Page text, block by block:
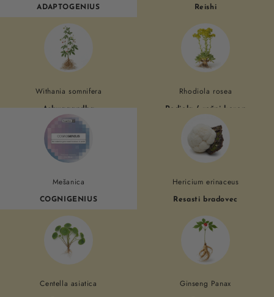
ADAPTOGENIUS Reishi
Withania somnifera
Ashwagandha
Rhodiola rosea
Rodiola / rožni koren
Mešanica
COGNIGENIUS
Hericium erinaceus
Resasti bradovec
Centella asiatica Ginseng Panax